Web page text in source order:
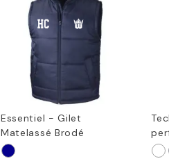
Essentiel - Gilet
Matelassé Brodé